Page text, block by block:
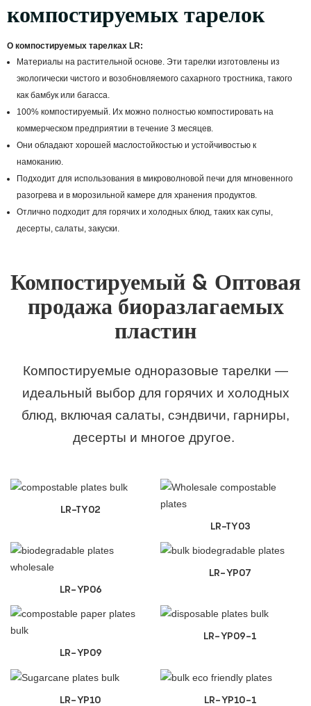
компостируемых тарелок
О компостируемых тарелках LR:
Материалы на растительной основе. Эти тарелки изготовлены из
экологически чистого и возобновляемого сахарного тростника, такого
как бамбук или багасса.
100% компостируемый. Их можно полностью компостировать на
коммерческом предприятии в течение 3 месяцев.
Они обладают хорошей маслостойкостью и устойчивостью к
намоканию.
Подходит для использования в микроволновой печи для мгновенного
разогрева и в морозильной камере для хранения продуктов.
Отлично подходит для горячих и холодных блюд, таких как супы,
десерты, салаты, закуски.
Компостируемый & Оптовая
продажа биоразлагаемых
пластин
Компостируемые одноразовые тарелки —
идеальный выбор для горячих и холодных
блюд, включая салаты, сэндвичи, гарниры,
десерты и многое другое.
LR-TY02
LR-TY03
LR-YP06
LR-YP07
LR-YP09
LR-YP09-1
LR-YP10 LR-YP10-1